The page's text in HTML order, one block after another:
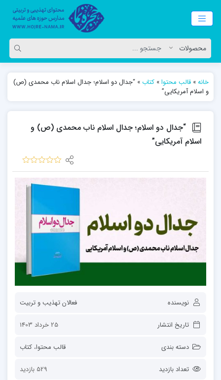
خانه» قالب محتوا» کتاب » “جدال دو اسلام؛ جدال اسلام ناب محمدی (ص)
و اسلام آمریکایی”
“جدال دو اسلام؛ جدال اسلام ناب محمدی (ص) و
اسلام آمریکایی”
نویسنده فعالان تهذیب و تربیت
تاریخ انتشار 25 خرداد 1403
دسته بندی قالب محتوا، کتاب
تعداد بازدید 529 بازدید